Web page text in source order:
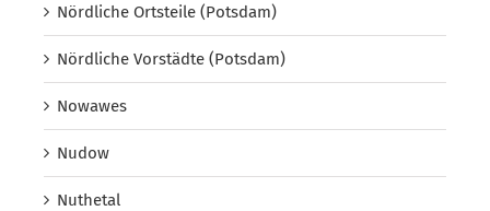
Nördliche Ortsteile (Potsdam)
Nördliche Vorstädte (Potsdam)
Nowawes
Nudow
Nuthetal